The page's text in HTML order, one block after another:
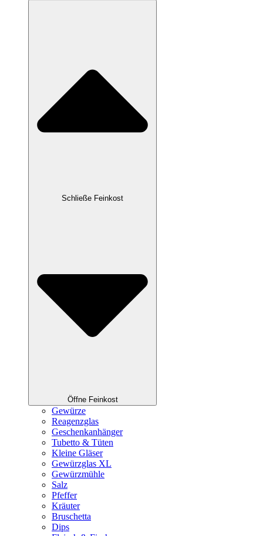
Schließe Feinkost
Öffne Feinkost
Gewürze
Reagenzglas
Geschenkanhänger
Tubetto & Tüten
Kleine Gläser
Gewürzglas XL
Gewürzmühle
Salz
Pfeffer
Kräuter
Bruschetta
Dips